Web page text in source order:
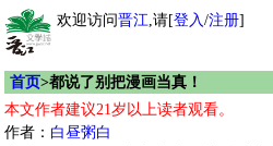
欢迎访问晋江,请[登入/注册]
首页>都说了别把漫画当真！
本文作者建议21岁以上读者观看。
作者： 白昼粥白